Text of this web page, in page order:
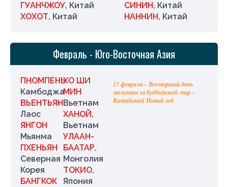
ГУАНЧЖОУ, Китай
ХОХОТ, Китай
СИНИН, Китай
НАННИН, Китай
Февраль - Юго-Восточная Азия
ПНОМПЕНЬ
Камбоджа
ВЬЕНТЬЯН
Лаос
ЯНГОН
Мьянма
ПХЕНЬЯН
Северная
Корея
БАНГКОК
ХО ШИ
МИН
Вьетнам
ХАНОЙ,
Вьетнам
УЛААН-
БААТАР,
Монголия
ТОКИО,
Япония
17 февраля – Всемирный день
молитвы за буддийский мир –
Китайский Новый год